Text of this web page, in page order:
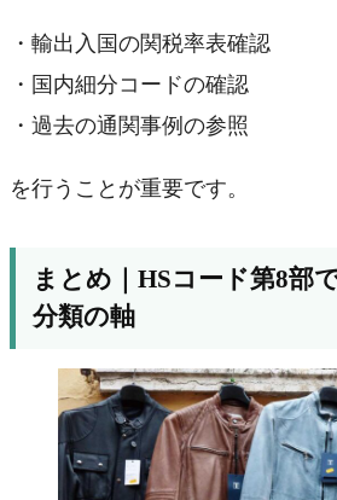
・輸出入国の関税率表確認
・国内細分コードの確認
・過去の通関事例の参照
を行うことが重要です。
まとめ｜HSコード第8部
分類の軸